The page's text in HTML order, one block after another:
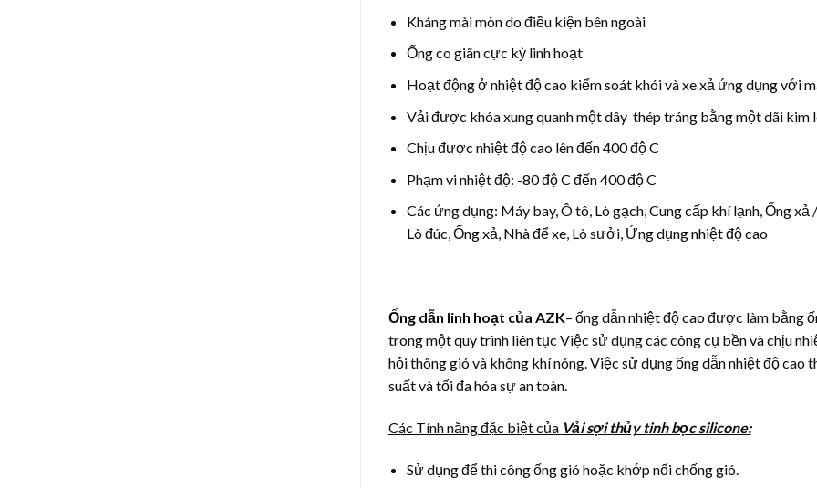
Kháng mài mòn do điều kiện bên ngoài
Ống co giãn cực kỳ linh hoạt
Hoạt động ở nhiệt độ cao kiểm soát khói và xe xả ứng dụng với
Vải được khóa xung quanh một dây thép tráng bằng một dãi
Chịu được nhiệt độ cao lên đến 400 độ C
Phạm vi nhiệt độ: -80 độ C đến 400 độ C
Các ứng dụng: Máy bay, Ô tô, Lò gạch, Cung cấp khí lạnh, Ống
Lò đúc, Ống xả, Nhà để xe, Lò sưởi, Ứng dụng nhiệt độ cao
Ống dẫn linh hoạt của AZK– ống dẫn nhiệt độ cao được làm bằng
trong một quy trình liên tục Việc sử dụng các công cụ bền và chịu
hỏi thông gió và không khí nóng. Việc sử dụng ống dẫn nhiệt độ cao
suất và tối đa hóa sự an toàn.
Các Tính năng đặc biệt của Vải sợi thủy tinh bọc silicone:
Sử dụng để thi công ống gió hoặc khớp nối chống gió.